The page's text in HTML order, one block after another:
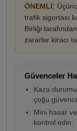
ÖNEMLİ:
trafik sigortası
Birliği
zararlar kiracı
Güvenceler
Kaza
çoğu
Mini hasar
kontrol edin.